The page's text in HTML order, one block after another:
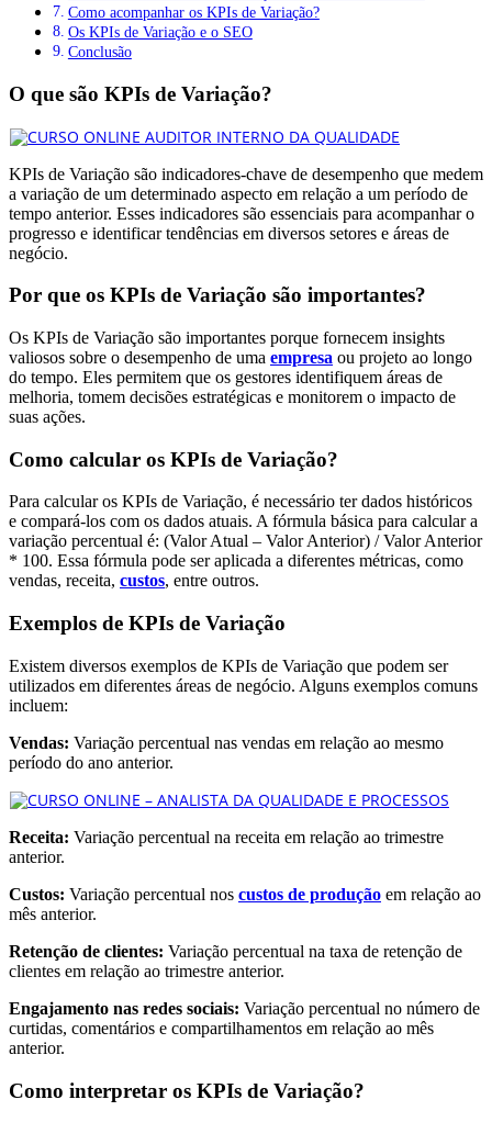
Como acompanhar os KPIs de Variação?
Os KPIs de Variação e o SEO
Conclusão
O que são KPIs de Variação?
KPIs de Variação são indicadores-chave de desempenho que medem
a variação de um determinado aspecto em relação a um período de
tempo anterior. Esses indicadores são essenciais para acompanhar o
progresso e identificar tendências em diversos setores e áreas de
negócio.
Por que os KPIs de Variação são importantes?
Os KPIs de Variação são importantes porque fornecem insights
valiosos sobre o desempenho de uma empresa ou projeto ao longo
do tempo. Eles permitem que os gestores identifiquem áreas de
melhoria, tomem decisões estratégicas e monitorem o impacto de
suas ações.
Como calcular os KPIs de Variação?
Para calcular os KPIs de Variação, é necessário ter dados históricos
e compará-los com os dados atuais. A fórmula básica para calcular a
variação percentual é: (Valor Atual – Valor Anterior) / Valor Anterior
* 100. Essa fórmula pode ser aplicada a diferentes métricas, como
vendas, receita, custos, entre outros.
Exemplos de KPIs de Variação
Existem diversos exemplos de KPIs de Variação que podem ser
utilizados em diferentes áreas de negócio. Alguns exemplos comuns
incluem:
Vendas: Variação percentual nas vendas em relação ao mesmo
período do ano anterior.
Receita: Variação percentual na receita em relação ao trimestre
anterior.
Custos: Variação percentual nos custos de produção em relação ao
mês anterior.
Retenção de clientes: Variação percentual na taxa de retenção de
clientes em relação ao trimestre anterior.
Engajamento nas redes sociais: Variação percentual no número de
curtidas, comentários e compartilhamentos em relação ao mês
anterior.
Como interpretar os KPIs de Variação?